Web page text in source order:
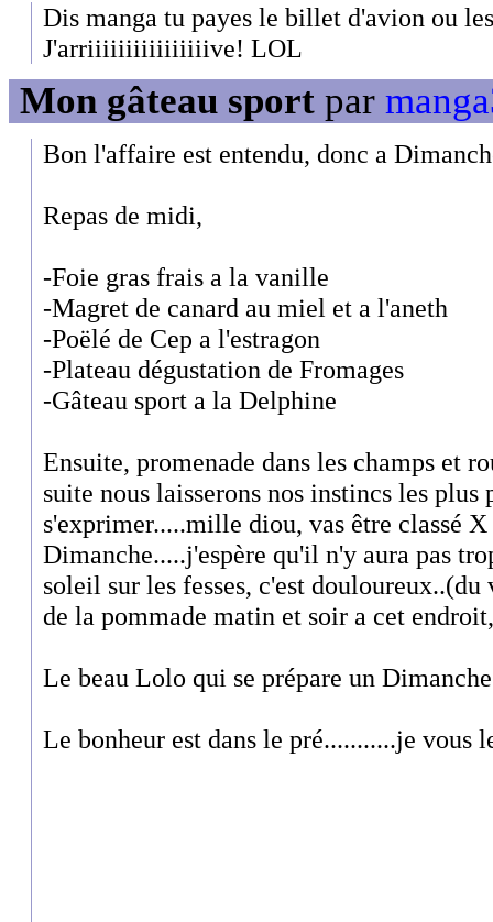
Dis manga tu payes le billet d'avion ou
J'arriiiiiiiiiiiiiiiive! LOL
Mon gâteau sport par
Bon l'affaire est entendu, donc a
Repas de midi,
-Foie gras frais a la vanille
-Magret de canard au miel et a l'aneth
-Poëlé de Cep a l'estragon
-Plateau dégustation de Fromages
-Gâteau sport a la Delphine
Ensuite, promenade dans les champs et
suite nous laisserons nos instincs les plus
s'exprimer.....mille diou, vas être classé X
Dimanche.....j'espère qu'il n'y aura pas
soleil sur les fesses, c'est
de la pommade matin et soir a cet
Le beau Lolo qui se prépare un
Le bonheur est dans le pré...........je vous